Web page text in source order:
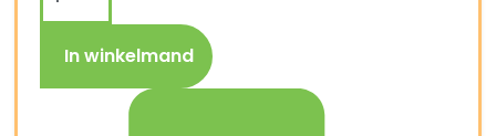
In winkelmand